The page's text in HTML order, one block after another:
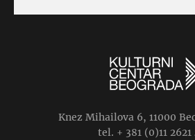
Knez Mihailova 6, 11000
tel. + 381 (0)11